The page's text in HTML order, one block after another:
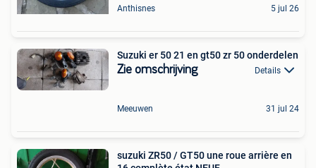
Anthisnes 5 jul 26
Suzuki er 50 21 en gt50 zr 50 onderdelen
Zie omschrijving Details
Meeuwen 31 jul 24
suzuki ZR50 / GT50 une roue arrière en